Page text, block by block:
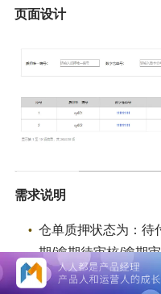
页面设计
需求说明
仓单质押状态为：待
期/逾期待审核/逾期
败/已货转，企业后